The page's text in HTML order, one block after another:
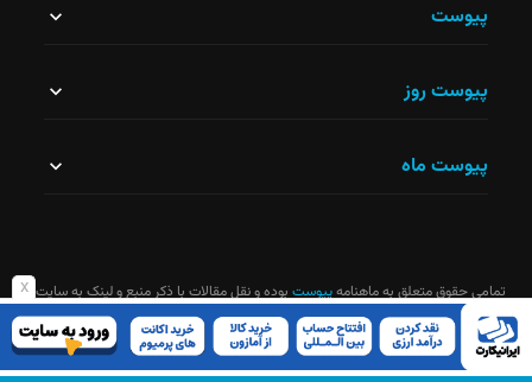
x
نباید
شود.
پیوست
پیوست روز
پیوست ماه
تمامی حقوق متعلق به ماهنامهپیوست بوده و نقل مقالات با ذکر منبع و لینک به سایت
ماهنامه آزاد است